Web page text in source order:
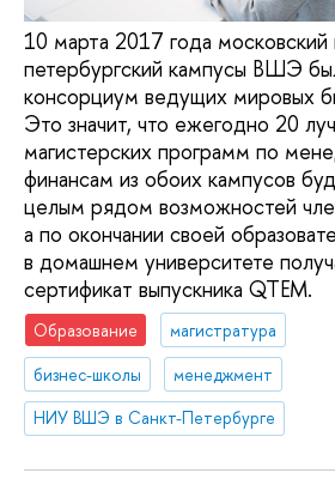
10 марта 2017 года московский
петербургский кампусы ВШЭ
консорциум ведущих мировых
Это значит, что ежегодно 20
магистерских программ по
финансам из обоих кампусов
целым рядом возможностей
а по окончании своей
в домашнем университете
сертификат выпускника QTEM.
Образование
магистратура
бизнес-школы
менеджмент
НИУ ВШЭ в Санкт-Петербурге